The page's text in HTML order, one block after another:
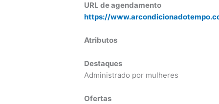
URL de agendamento
https://
Atributos
Destaques
Administrado por mulheres
Ofertas